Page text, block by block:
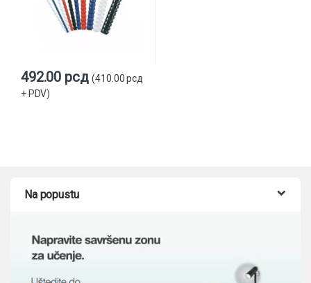
492.00 рсд (410.00рсд
+ PDV)
Na popustu